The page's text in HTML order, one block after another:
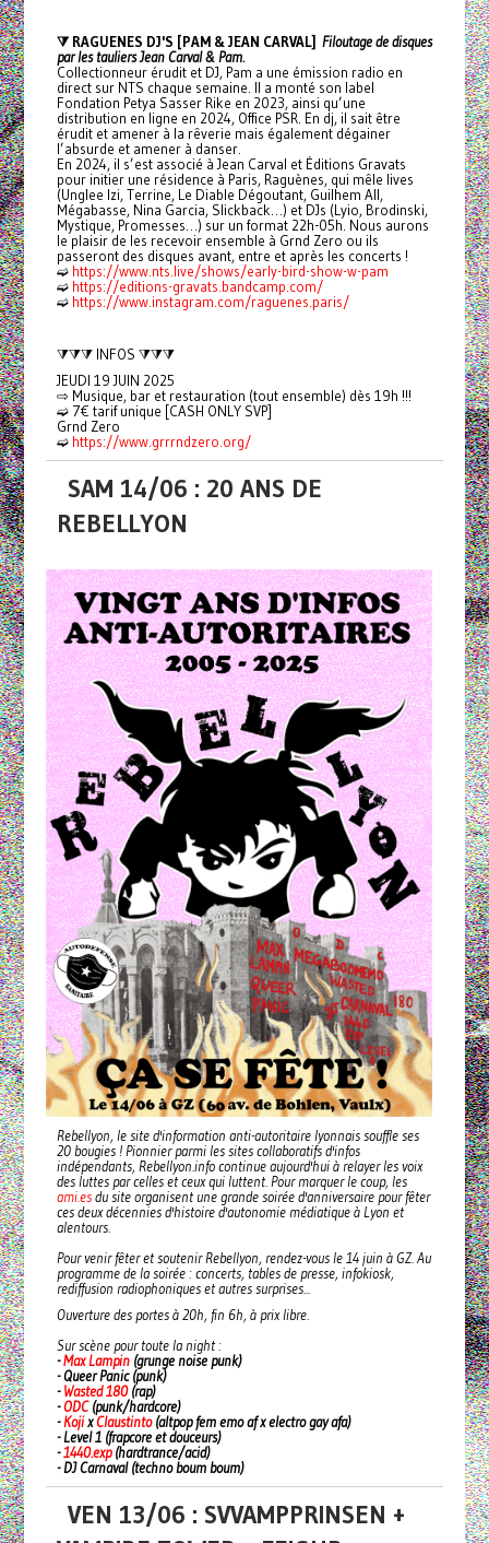
⧩ RAGUENES DJ'S [PAM & JEAN CARVAL] Filoutage de disques
par les tauliers Jean Carval & Pam.
Collectionneur érudit et DJ, Pam a une émission radio en
direct sur NTS chaque semaine. Il a monté son label
Fondation Petya Sasser Rike en 2023, ainsi qu’une
distribution en ligne en 2024, Office PSR. En dj, il sait être
érudit et amener à la rêverie mais également dégainer
l’absurde et amener à danser.
En 2024, il s’est associé à Jean Carval et Éditions Gravats
pour initier une résidence à Paris, Raguènes, qui mêle lives
(Unglee Izi, Terrine, Le Diable Dégoutant, Guilhem All,
Mégabasse, Nina Garcia, Slickback…) et DJs (Lyio, Brodinski,
Mystique, Promesses…) sur un format 22h-05h. Nous aurons
le plaisir de les recevoir ensemble à Grnd Zero ou ils
passeront des disques avant, entre et après les concerts !
➫ https://www.nts.live/shows/early-bird-show-w-pam
➫ https://editions-gravats.bandcamp.com/
➫ https://www.instagram.com/raguenes.paris/
⧩⧩⧩ INFOS ⧩⧩⧩
JEUDI 19 JUIN 2025
⇨ Musique, bar et restauration (tout ensemble) dès 19h !!!
➫ 7€ tarif unique [CASH ONLY SVP]
Grnd Zero
➫ https://www.grrrndzero.org/
SAM 14/06 : 20 ANS DE
REBELLYON
Rebellyon, le site d'information anti-autoritaire lyonnais souffle ses
20 bougies ! Pionnier parmi les sites collaboratifs d'infos
indépendants, Rebellyon.info continue aujourd'hui à relayer les voix
des luttes par celles et ceux qui luttent. Pour marquer le coup, les
ami.esdu site organisent une grande soirée d'anniversaire pour fêter
ces deux décennies d'histoire d'autonomie médiatique à Lyon et
alentours.
Pour venir fêter et soutenir Rebellyon, rendez-vous le 14 juin à GZ. Au
programme de la soirée : concerts, tables de presse, infokiosk,
rediffusion radiophoniques et autres surprises...
Ouverture des portes à 20h, fin 6h, à prix libre.
Sur scène pour toute la night :
-Max Lampin (grunge noise punk)
- Queer Panic (punk)
-Wasted 180(rap)
-ODC(punk/hardcore)
-KojixClaustinto(altpop fem emo af x electro gay afa)
- Level 1 (frapcore et douceurs)
-1440.exp(hardtrance/acid)
- DJ Carnaval (techno boum boum)
VEN 13/06 : SVVAMPPRINSEN +